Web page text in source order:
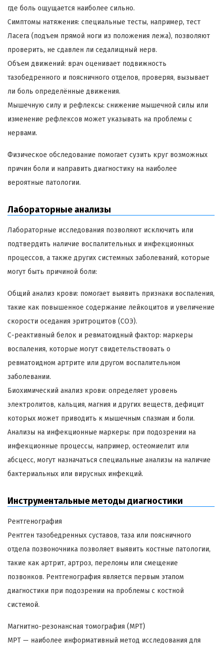
где боль ощущается наиболее сильно.
Симптомы натяжения: специальные тесты, например, тест
Ласега (подъем прямой ноги из положения лежа), позволяют
проверить, не сдавлен ли седалищный нерв.
Объем движений: врач оценивает подвижность
тазобедренного и поясничного отделов, проверяя, вызывает
ли боль определённые движения.
Мышечную силу и рефлексы: снижение мышечной силы или
изменение рефлексов может указывать на проблемы с
нервами.
Физическое обследование помогает сузить круг возможных
причин боли и направить диагностику на наиболее
вероятные патологии.
Лабораторные анализы
Лабораторные исследования позволяют исключить или
подтвердить наличие воспалительных и инфекционных
процессов, а также других системных заболеваний, которые
могут быть причиной боли:
Общий анализ крови: помогает выявить признаки воспаления,
такие как повышенное содержание лейкоцитов и увеличение
скорости оседания эритроцитов (СОЭ).
С-реактивный белок и ревматоидный фактор: маркеры
воспаления, которые могут свидетельствовать о
ревматоидном артрите или другом воспалительном
заболевании.
Биохимический анализ крови: определяет уровень
электролитов, кальция, магния и других веществ, дефицит
которых может приводить к мышечным спазмам и боли.
Анализы на инфекционные маркеры: при подозрении на
инфекционные процессы, например, остеомиелит или
абсцесс, могут назначаться специальные анализы на наличие
бактериальных или вирусных инфекций.
Инструментальные методы диагностики
Рентгенография
Рентген тазобедренных суставов, таза или поясничного
отдела позвоночника позволяет выявить костные патологии,
такие как артрит, артроз, переломы или смещение
позвонков. Рентгенография является первым этапом
диагностики при подозрении на проблемы с костной
системой.
Магнитно-резонансная томография (МРТ)
МРТ — наиболее информативный метод исследования для